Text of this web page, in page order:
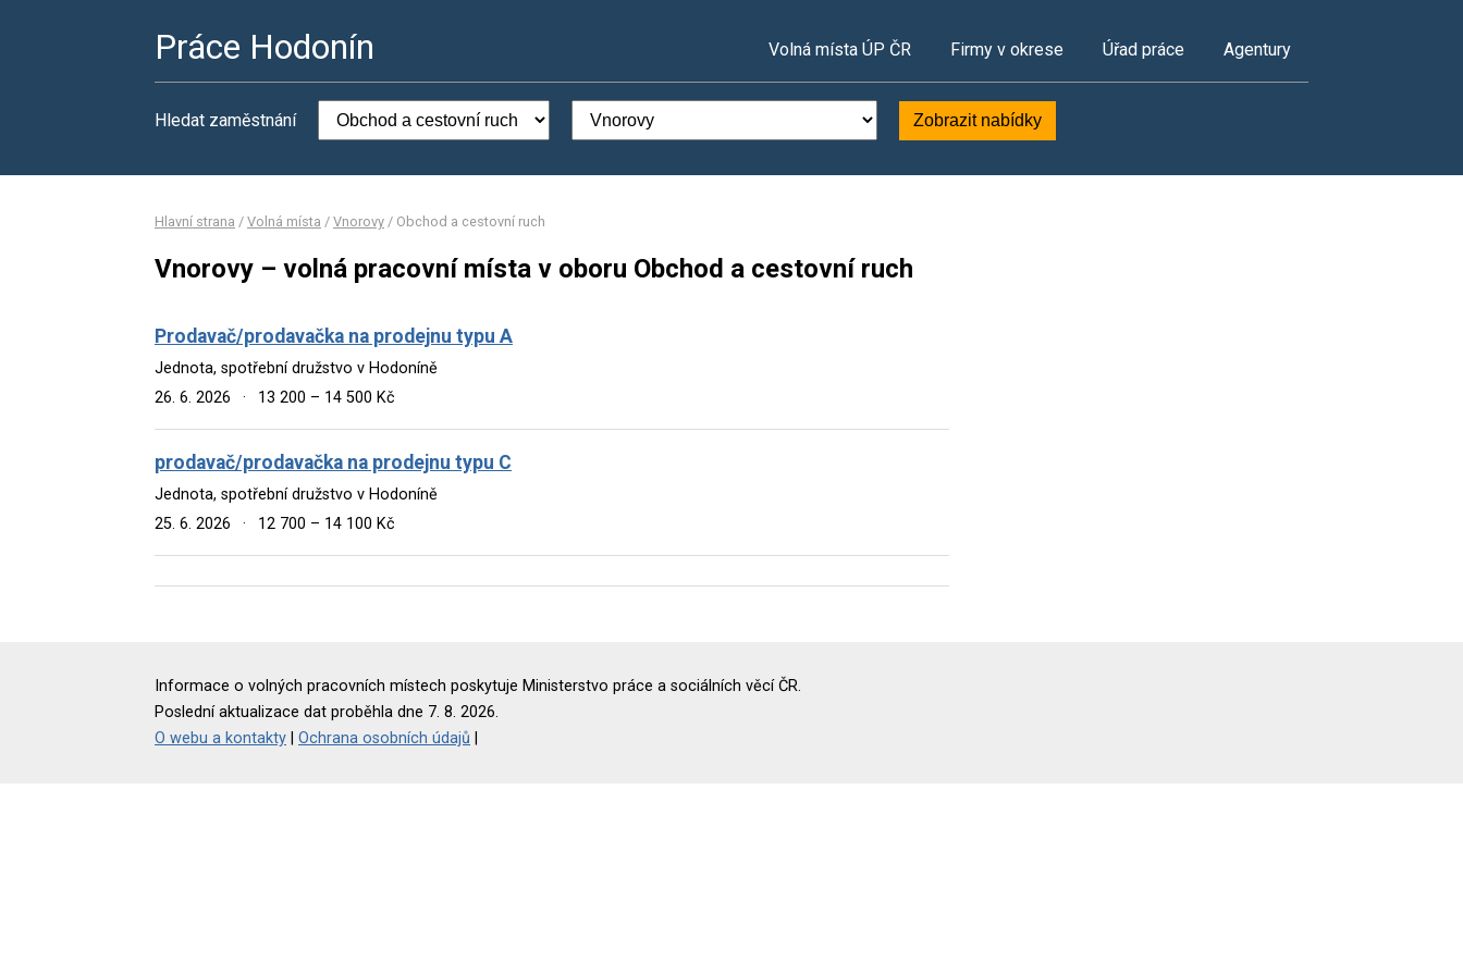
Práce Hodonín Volná místa ÚP ČR Firmy v okrese Úřad práce Agentury
Hledat zaměstnání Zobrazit nabídky
Hlavní strana / Volná místa / Vnorovy / Obchod a cestovní ruch
Vnorovy – volná pracovní místa v oboru Obchod a cestovní ruch
Prodavač/prodavačka na prodejnu typu A
Jednota, spotřební družstvo v Hodoníně
26. 6. 2026
· 13 200 – 14 500 Kč
prodavač/prodavačka na prodejnu typu C
Jednota, spotřební družstvo v Hodoníně
25. 6. 2026
· 12 700 – 14 100 Kč
Informace o volných pracovních místech poskytuje Ministerstvo práce a sociálních věcí ČR.
Poslední aktualizace dat proběhla dne 7. 8. 2026.
O webu a kontakty
Ochrana osobních údajů